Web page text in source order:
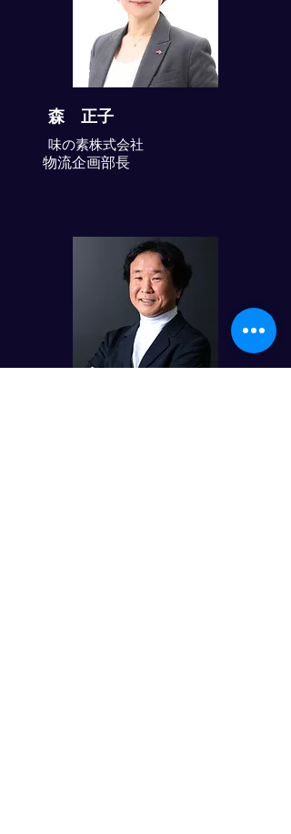
森 正子
味の素株式会社
物流企画部長